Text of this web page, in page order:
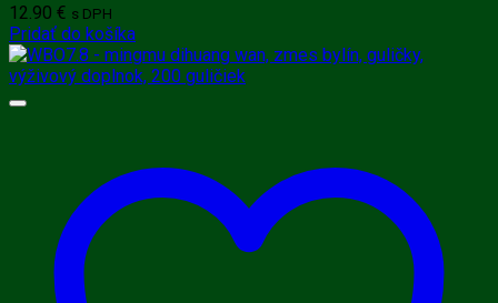
12.90 € s DPH
Pridať do košíka